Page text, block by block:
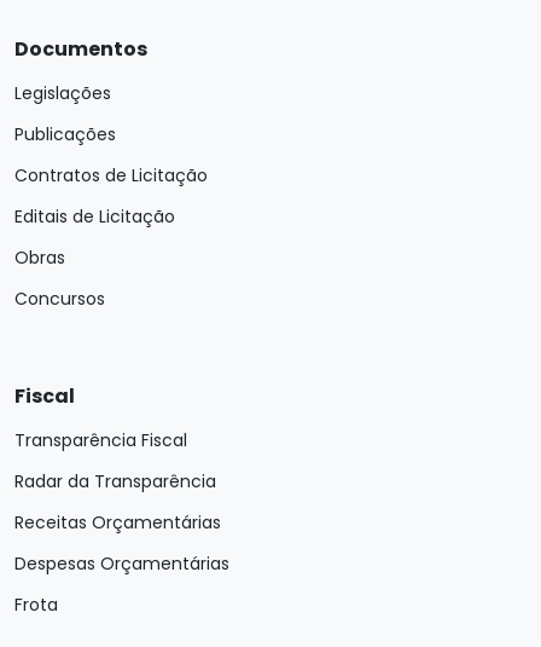
Documentos
Legislações
Publicações
Contratos de Licitação
Editais de Licitação
Obras
Concursos
Fiscal
Transparência Fiscal
Radar da Transparência
Receitas Orçamentárias
Despesas Orçamentárias
Frota